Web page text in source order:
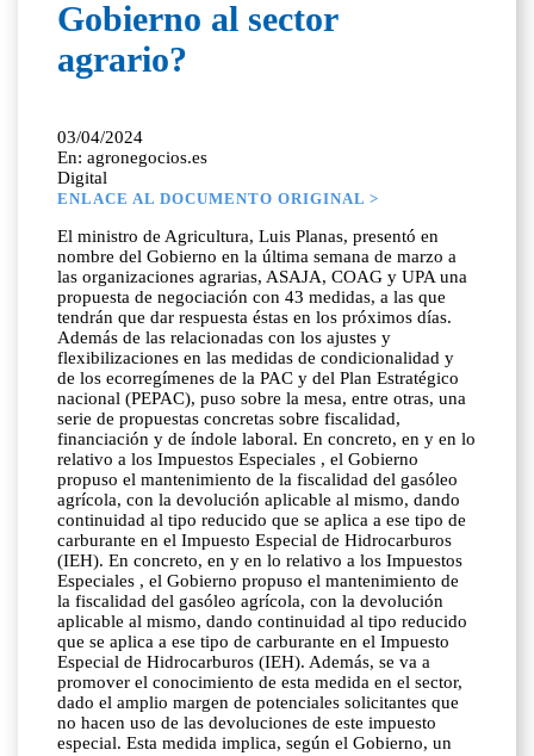
Gobierno al sector
agrario?
03/04/2024
En: agronegocios.es
Digital
ENLACE AL DOCUMENTO ORIGINAL >
El ministro de Agricultura, Luis Planas, presentó en
nombre del Gobierno en la última semana de marzo a
las organizaciones agrarias, ASAJA, COAG y UPA una
propuesta de negociación con 43 medidas, a las que
tendrán que dar respuesta éstas en los próximos días.
Además de las relacionadas con los ajustes y
flexibilizaciones en las medidas de condicionalidad y
de los ecorregímenes de la PAC y del Plan Estratégico
nacional (PEPAC), puso sobre la mesa, entre otras, una
serie de propuestas concretas sobre fiscalidad,
financiación y de índole laboral. En concreto, en y en lo
relativo a los Impuestos Especiales , el Gobierno
propuso el mantenimiento de la fiscalidad del gasóleo
agrícola, con la devolución aplicable al mismo, dando
continuidad al tipo reducido que se aplica a ese tipo de
carburante en el Impuesto Especial de Hidrocarburos
(IEH). En concreto, en y en lo relativo a los Impuestos
Especiales , el Gobierno propuso el mantenimiento de
la fiscalidad del gasóleo agrícola, con la devolución
aplicable al mismo, dando continuidad al tipo reducido
que se aplica a ese tipo de carburante en el Impuesto
Especial de Hidrocarburos (IEH). Además, se va a
promover el conocimiento de esta medida en el sector,
dado el amplio margen de potenciales solicitantes que
no hacen uso de las devoluciones de este impuesto
especial. Esta medida implica, según el Gobierno, un